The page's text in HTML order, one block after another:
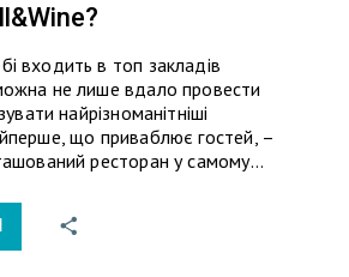
входить в топ закладів
не лише вдало провести
найрізноманітніші
що приваблює гостей, –
ресторан у самому…